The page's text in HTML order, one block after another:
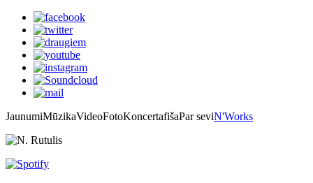
JaunumiMūzikaVideoFotoKoncertafišaPar seviN'Works